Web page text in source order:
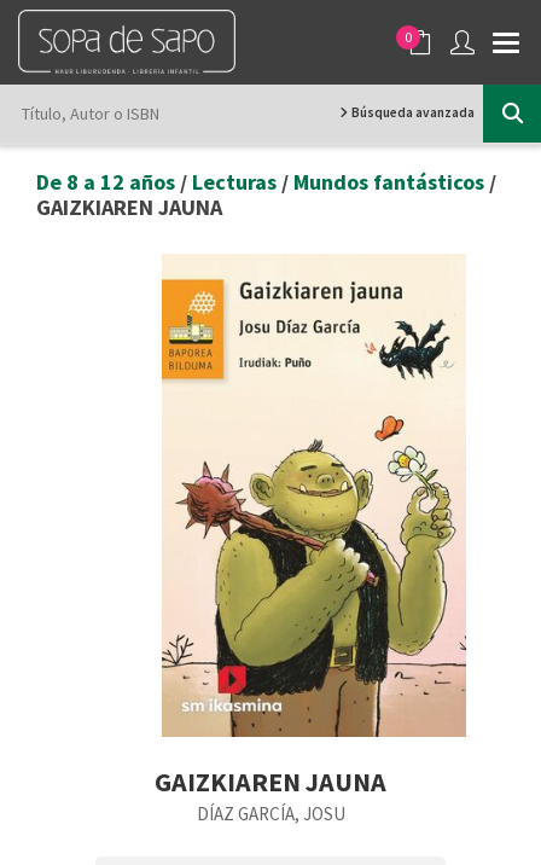
0
Búsqueda avanzada
De 8 a 12 años / Lecturas / Mundos fantásticos /
GAIZKIAREN JAUNA
GAIZKIAREN JAUNA
DÍAZ GARCÍA, JOSU